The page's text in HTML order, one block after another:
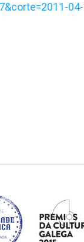
04-